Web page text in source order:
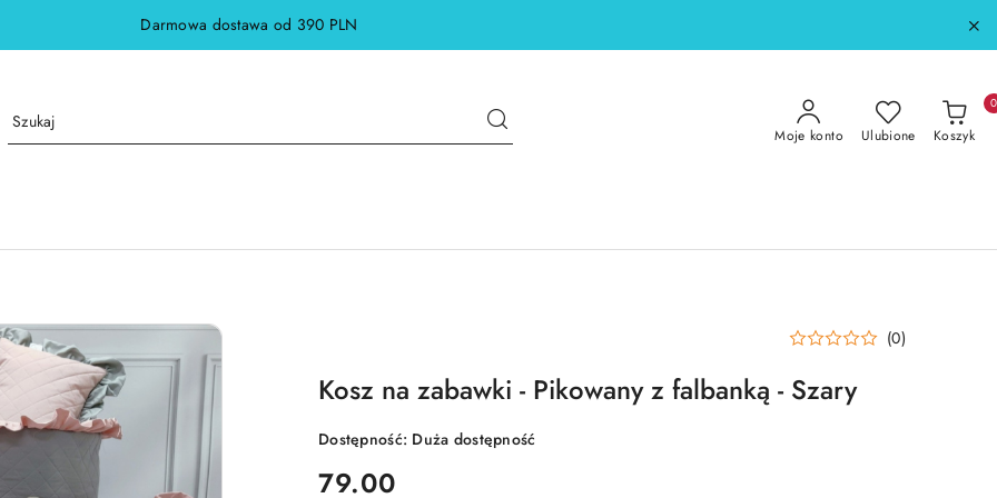
Darmowa dostawa od 390 PLN
Moje konto Ulubione Koszyk
0
(0)
Kosz na zabawki - Pikowany z falbanką - Szary
Dostępność: Duża dostępność
cena:
79.00